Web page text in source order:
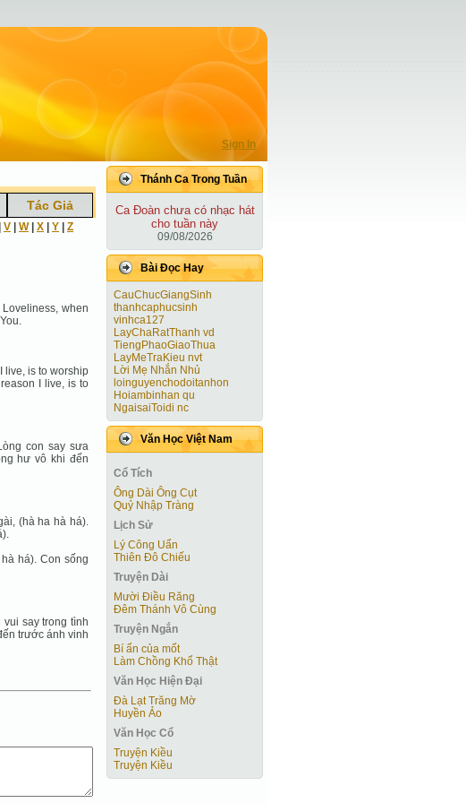
Sign In
Tác Giả
V W| X Y Z
when
live, is to worship
I live, is to
con say sưa
hư vô khi đến
(hà ha hà há).
há). Con sống
say trong tình
trước ánh vinh
Thánh Ca Trong Tuần
Ca Ðoàn chưa có nhạc hát
cho tuần này
09/08/2026
Bài Ðọc Hay
CauChucGiangSinh
thanhcaphucsinh
vinhca127
LayChaRatThanh vd
TiengPhaoGiaoThua
LayMeTraKieu nvt
Lời Mẹ Nhắn Nhủ
loinguyenchodoitanhon
Hoiambinhan qu
NgaisaiToidi nc
Văn Học Việt Nam
Cổ Tích
Ông Dài Ông Cụt
Quỷ Nhập Tràng
Lịch Sử
Lý Công Uẩn
Thiên Đô Chiếu
Truyện Dài
Mười Điều Răng
Đêm Thánh Vô Cùng
Truyện Ngắn
Bí ẩn của mốt
Làm Chồng Khổ Thật
Văn Học Hiện Ðại
Đà Lạt Trăng Mờ
Huyền Ảo
Văn Học Cổ
Truyện Kiều
Truyện Kiều